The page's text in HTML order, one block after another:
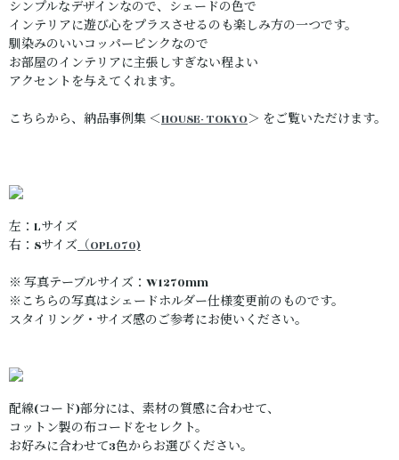
シンプルなデザインなので、シェードの色で
インテリアに遊び心をプラスさせるのも楽しみ方の一つです。
馴染みのいいコッパーピンクなので
お部屋のインテリアに主張しすぎない程よい
アクセントを与えてくれます。
こちらから、納品事例集 ＜HOUSE- TOKYO＞ をご覧いただけます。
左：Lサイズ
右：Sサイズ（OPL070)
※ 写真テーブルサイズ：W1270mm
※こちらの写真はシェードホルダー仕様変更前のものです。
スタイリング・サイズ感のご参考にお使いください。
配線(コード)部分には、素材の質感に合わせて、
コットン製の布コードをセレクト。
お好みに合わせて3色からお選びください。